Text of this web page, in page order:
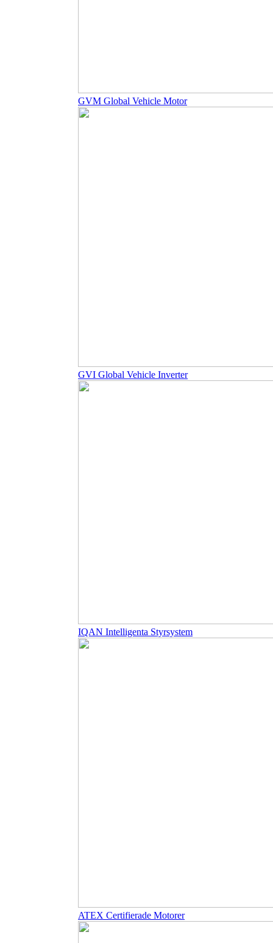
GVM Global Vehicle Motor
GVI Global Vehicle Inverter
IQAN Intelligenta Styrsystem
ATEX Certifierade Motorer